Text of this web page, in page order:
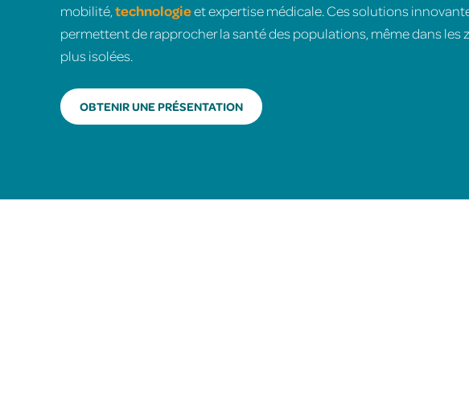
mobilité,technologieet expertise médicale. Ces solutions
permettent de rapprocher la santé des populations, même dans les
plus isolées.
OBTENIR UNE PRÉSENTATION